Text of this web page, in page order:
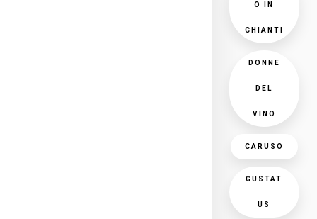
O IN
CHIANTI
DONNE
DEL
VINO
CARUSO
GUSTAT
US